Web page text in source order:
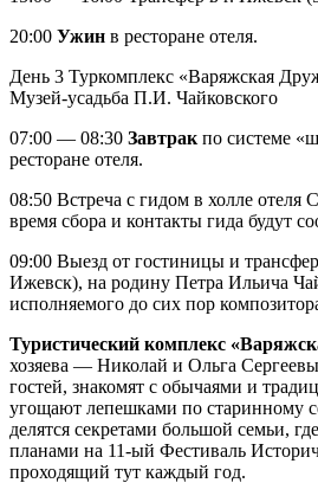
20:00 Ужин в ресторане отеля.
День 3 Туркомплекс «Варяжская
Музей-усадьба П.И. Чайковского
07:00 — 08:30 Завтрак по системе
ресторане отеля.
08:50 Встреча с гидом в холле отеля
время сбора и контакты гида будут
09:00 Выезд от гостиницы и
Ижевск), на родину Петра Ильича
исполняемого до сих пор
Туристический комплекс
хозяева — Николай и Ольга
гостей, знакомят с обычаями и
угощают лепешками по старинному
делятся секретами большой семьи,
планами на 11-ый Фестиваль
проходящий тут каждый год.